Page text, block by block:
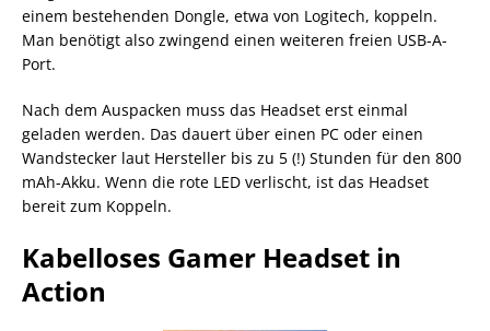
einem bestehenden Dongle, etwa von Logitech, koppeln.
Man benötigt also zwingend einen weiteren freien USB-A-
Port.
Nach dem Auspacken muss das Headset erst einmal
geladen werden. Das dauert über einen PC oder einen
Wandstecker laut Hersteller bis zu 5 (!) Stunden für den 800
mAh-Akku. Wenn die rote LED verlischt, ist das Headset
bereit zum Koppeln.
Kabelloses Gamer Headset in
Action